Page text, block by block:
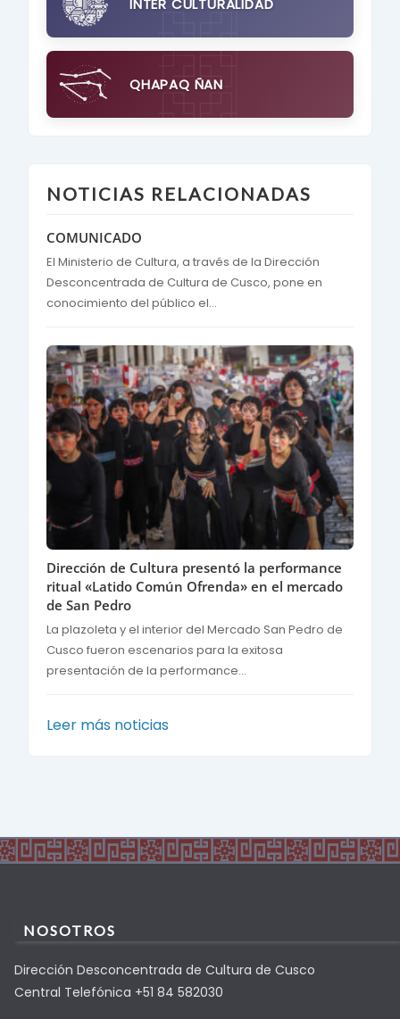
INTER CULTURALIDAD
QHAPAQ ÑAN
NOTICIAS RELACIONADAS
COMUNICADO
El Ministerio de Cultura, a través de la Dirección
Desconcentrada de Cultura de Cusco, pone en
conocimiento del público el...
Dirección de Cultura presentó la performance
ritual «Latido Común Ofrenda» en el mercado
de San Pedro
La plazoleta y el interior del Mercado San Pedro de
Cusco fueron escenarios para la exitosa
presentación de la performance...
Leer más noticias
NOSOTROS
Dirección Desconcentrada de Cultura de Cusco
Central Telefónica +51 84 582030